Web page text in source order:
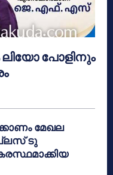
പോളിനും
മേഖല
ടു